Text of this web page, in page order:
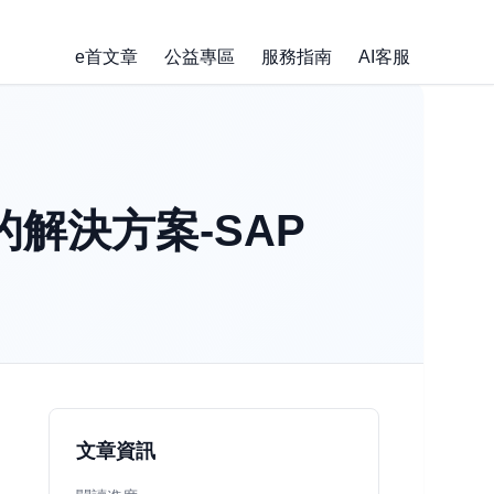
e首文章 公益專區 服務指南 AI客服
解決方案-SAP
文章資訊